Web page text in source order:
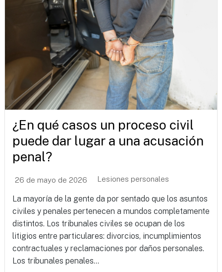
¿En qué casos un proceso civil
puede dar lugar a una acusación
penal?
26 de mayo de 2026 Lesiones personales
La mayoría de la gente da por sentado que los asuntos
civiles y penales pertenecen a mundos completamente
distintos. Los tribunales civiles se ocupan de los
litigios entre particulares: divorcios, incumplimientos
contractuales y reclamaciones por daños personales.
Los tribunales penales...